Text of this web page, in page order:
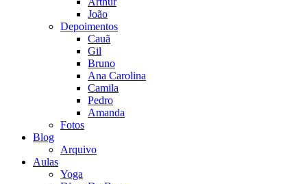
João
Depoimentos
Cauã
Gil
Bruno
Ana Carolina
Camila
Pedro
Amanda
Fotos
Blog
Arquivo
Aulas
Yoga